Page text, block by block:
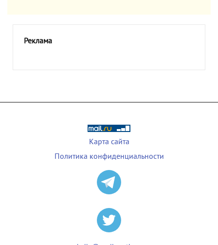
Реклама
Карта сайта
Политика конфиденциальности